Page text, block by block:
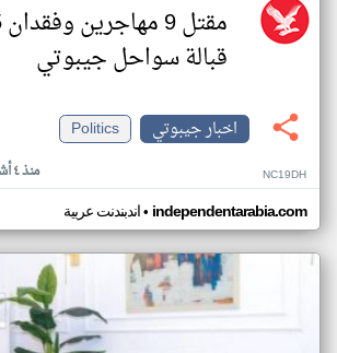
قبالة سواحل جيبوتي
اخبار جيبوتي
Politics
منذ ٤ أشهر NC19DH
اندبندنت عربية• independentarabia.com